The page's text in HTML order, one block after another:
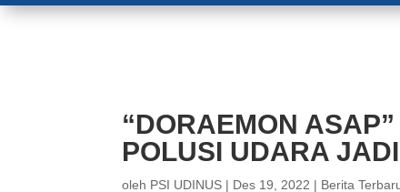
“DORAEMON
POLUSI UDARA
oleh PSI UDINUS | Des 19, 2022 | Berita